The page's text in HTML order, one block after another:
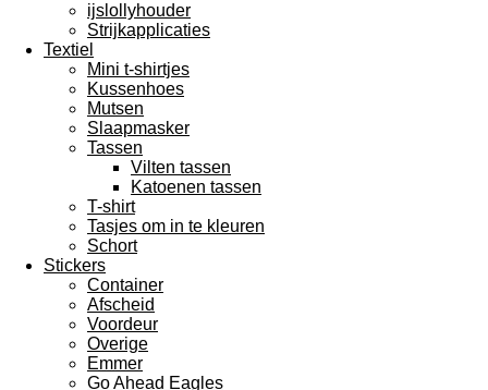
ijslollyhouder
Strijkapplicaties
Textiel
Mini t-shirtjes
Kussenhoes
Mutsen
Slaapmasker
Tassen
Vilten tassen
Katoenen tassen
T-shirt
Tasjes om in te kleuren
Schort
Stickers
Container
Afscheid
Voordeur
Overige
Emmer
Go Ahead Eagles